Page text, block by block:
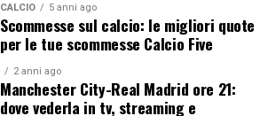
CALCIO 5 anni ago
Scommesse sul calcio: le migliori quote
per le tue scommesse Calcio Five
2 anni ago
Manchester City-Real Madrid ore 21:
dove vederla in tv, streaming e